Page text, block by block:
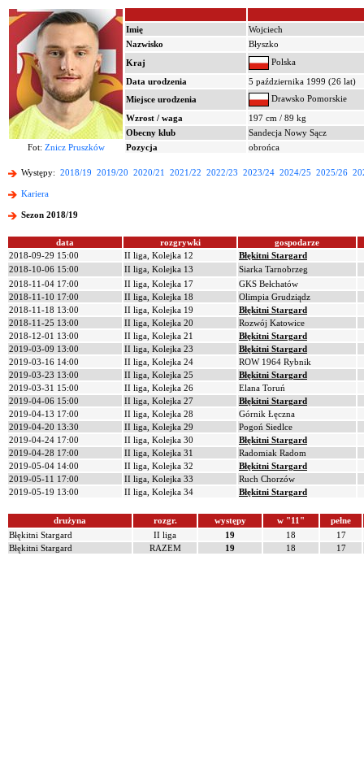
Imię
Wojciech
Nazwisko
Błyszko
Kraj
Polska
Data urodzenia
5 października 1999 (26 lat)
Miejsce urodzenia
Drawsko Pomorskie
Wzrost / waga
197 cm / 89 kg
Obecny klub
Sandecja Nowy Sącz
Fot: Znicz Pruszków Pozycja obrońca
Występy: 2018/19 2019/20 2020/21 2021/22 2022/23 2023/24 2024/25 2025/26
Kariera
Sezon 2018/19
data rozgrywki
gospodarze
2018-09-29 15:00
II liga, Kolejka 12
Błękitni Stargard
2018-10-06 15:00
II liga, Kolejka 13
Siarka Tarnobrzeg
2018-11-04 17:00
II liga, Kolejka 17
GKS Bełchatów
2018-11-10 17:00
II liga, Kolejka 18
Olimpia Grudziądz
2018-11-18 13:00
II liga, Kolejka 19
Błękitni Stargard
2018-11-25 13:00
II liga, Kolejka 20
Rozwój Katowice
2018-12-01 13:00
II liga, Kolejka 21
Błękitni Stargard
2019-03-09 13:00
II liga, Kolejka 23
Błękitni Stargard
2019-03-16 14:00
II liga, Kolejka 24
ROW 1964 Rybnik
2019-03-23 13:00
II liga, Kolejka 25
Błękitni Stargard
2019-03-31 15:00
II liga, Kolejka 26
Elana Toruń
2019-04-06 15:00
II liga, Kolejka 27
Błękitni Stargard
2019-04-13 17:00
II liga, Kolejka 28
Górnik Łęczna
2019-04-20 13:30
II liga, Kolejka 29
Pogoń Siedlce
2019-04-24 17:00
II liga, Kolejka 30
Błękitni Stargard
2019-04-28 17:00
II liga, Kolejka 31
Radomiak Radom
2019-05-04 14:00
II liga, Kolejka 32
Błękitni Stargard
2019-05-11 17:00
II liga, Kolejka 33
Ruch Chorzów
2019-05-19 13:00
II liga, Kolejka 34 Błękitni Stargard
drużyna rozgr. występy w "11"
pełne
Błękitni Stargard
II liga 19 18
17
Błękitni Stargard
RAZEM 19 18 17